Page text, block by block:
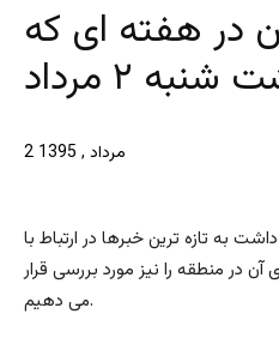
در هفته ای که
۲ مرداد
2 مرداد , 1395
به تازه ترین خبرها در ارتباط با
آن در منطقه را نیز مورد بررسی قرار
می دهیم.